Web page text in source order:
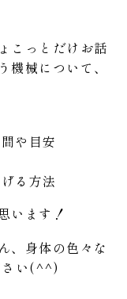
こっとだけお話
機械について、
や目安
る方法
います！
、身体の色々な
さい(^^)